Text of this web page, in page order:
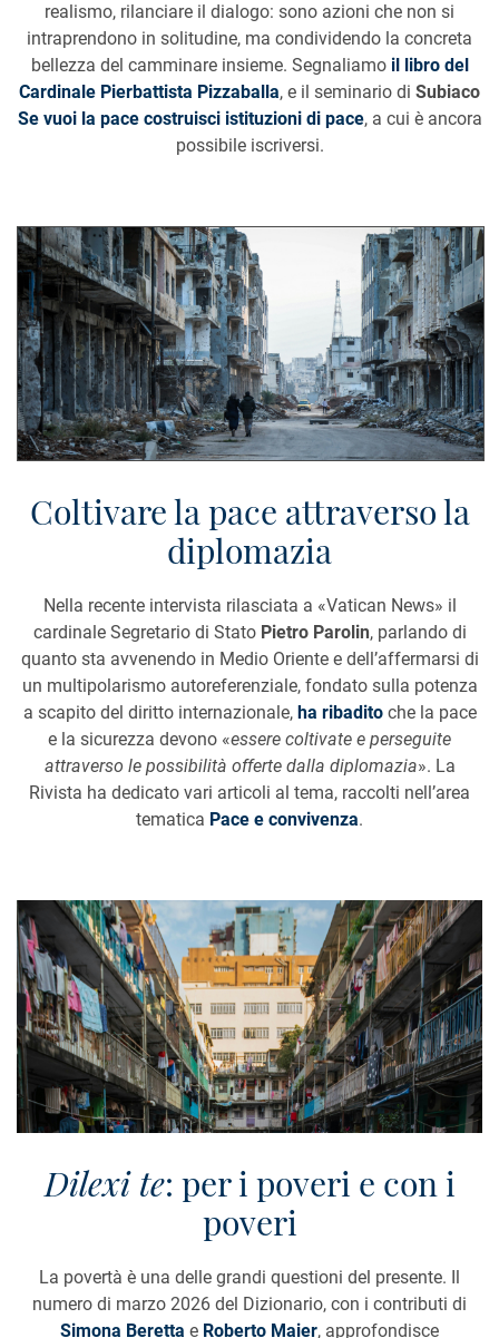
realismo, rilanciare il dialogo: sono azioni che non si
intraprendono in solitudine, ma condividendo la concreta
bellezza del camminare insieme. Segnaliamo il libro del
Cardinale Pierbattista Pizzaballa, e il seminario di Subiaco
Se vuoi la pace costruisci istituzioni di pace, a cui è ancora
possibile iscriversi.
Coltivare la pace attraverso la
diplomazia
Nella recente intervista rilasciata a «Vatican News» il
cardinale Segretario di Stato Pietro Parolin, parlando di
quanto sta avvenendo in Medio Oriente e dell’affermarsi di
un multipolarismo autoreferenziale, fondato sulla potenza
a scapito del diritto internazionale, ha ribaditoche la pace
e la sicurezza devono «essere coltivate e perseguite
attraverso le possibilità offerte dalla diplomazia». La
Rivista ha dedicato vari articoli al tema, raccolti nell’area
tematica Pace e convivenza.
Dilexi te: per i poveri e con i
poveri
La povertà è una delle grandi questioni del presente. Il
numero di marzo 2026 del Dizionario, con i contributi di
Simona Beretta e Roberto Maier, approfondisce